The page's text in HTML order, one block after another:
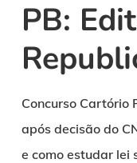
PB:
Concurso Cartório
após decisão do
e como estudar lei